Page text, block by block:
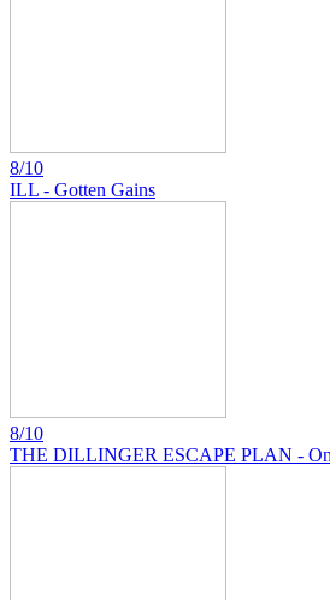
8/10
ILL - Gotten Gains
8/10
THE DILLINGER ESCAPE PLAN -